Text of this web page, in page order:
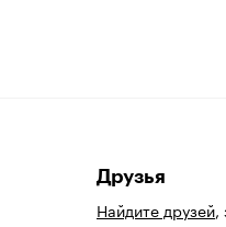
Друзья
Найдите друзей,